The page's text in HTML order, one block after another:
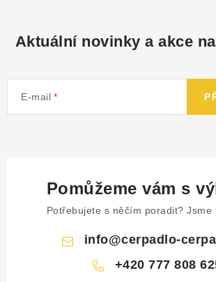
Aktuální novinky a akce
E-mail
Pomůžeme vám s
Potřebujete s něčím poradit? Jsme
info@cerpadlo-
+420 777 808